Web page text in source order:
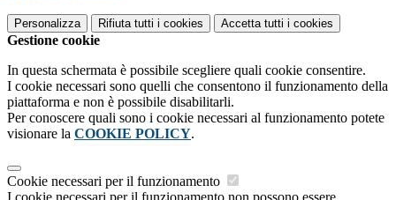
Personalizza Rifiuta tutti i cookies Accetta tutti i cookies
Gestione cookie
In questa schermata è possibile scegliere quali cookie consentire.
I cookie necessari sono quelli che consentono il funzionamento della
piattaforma e non è possibile disabilitarli.
Per conoscere quali sono i cookie necessari al funzionamento potete
visionare la COOKIE POLICY.
Cookie necessari per il funzionamento